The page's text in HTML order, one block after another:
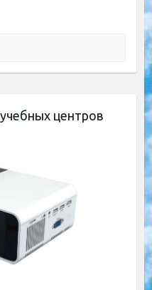
центров